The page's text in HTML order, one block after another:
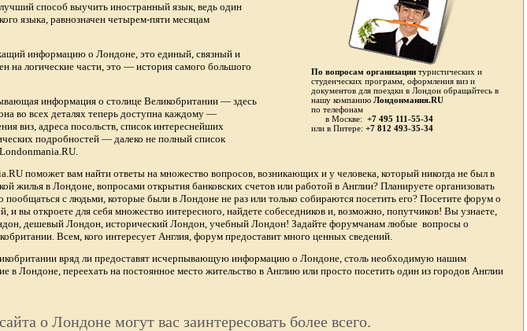
По вопросам организации туристических и
студенческих программ, оформления виз и
документов для поездки в Лондон обращайтесь в
нашу компаниюЛондонмания.RU
по телефонам
в Москве:+7 495 111-55-34
или в Питере: +7 812 493-35-34
способ выучить иностранный язык, ведь один
языка, равнозначен четырем-пяти месяцам
информацию о Лондоне, это единый, связный и
на логические части, это — история самого большого
информация о столице Великобритании — здесь
во всех деталях теперь доступна каждому —
виз, адреса посольств, список интереснейших
подробностей — далеко не полный список
поможет вам найти ответы на множество вопросов, возникающих и у человека, который никогда не был в
жилья в Лондоне, вопросами открытия банковских счетов или работой в Англии? Планируете организовать
с людьми, которые были в Лондоне не раз или только собираются посетить его? Посетите форум о
вы откроете для себя множество интересного, найдете собеседников и, возможно, попутчиков! Вы узнаете,
дешевый Лондон, исторический Лондон, учебный Лондон! Задайте форумчанам любые вопросы о
Всем, кого интересует Англия, форум предоставит много ценных сведений.
вряд ли предоставят исчерпывающую информацию о Лондоне, столь необходимую нашим
в Лондоне, переехать на постоянное место жительство в Англию или просто посетить один из городов Англии
о Лондоне могут вас заинтересовать более всего.